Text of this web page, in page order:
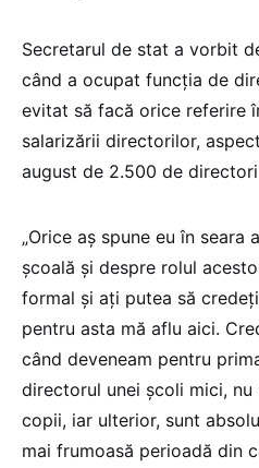
Secretarul de stat a vorbit
când a ocupat funcția de
evitat să facă orice referire
salarizării directorilor,
august de 2.500 de
„Orice aș spune eu în
școală și despre rolul
formal și ați putea să
pentru asta mă aflu aici.
când deveneam pentru
directorul unei școli mici,
copii, iar ulterior, sunt
mai frumoasă perioadă din